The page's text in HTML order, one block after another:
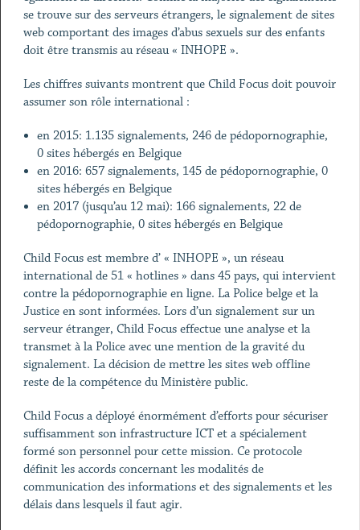
se trouve sur des serveurs étrangers, le signalement de sites
web comportant des images d’abus sexuels sur des enfants
doit être transmis au réseau « INHOPE ».
Les chiffres suivants montrent que Child Focus doit pouvoir
assumer son rôle international :
en 2015: 1.135 signalements, 246 de pédopornographie,
0 sites hébergés en Belgique
en 2016: 657 signalements, 145 de pédopornographie, 0
sites hébergés en Belgique
en 2017 (jusqu’au 12 mai): 166 signalements, 22 de
pédopornographie, 0 sites hébergés en Belgique
Child Focus est membre d’ « INHOPE », un réseau
international de 51 « hotlines » dans 45 pays, qui intervient
contre la pédopornographie en ligne. La Police belge et la
Justice en sont informées. Lors d’un signalement sur un
serveur étranger, Child Focus effectue une analyse et la
transmet à la Police avec une mention de la gravité du
signalement. La décision de mettre les sites web offline
reste de la compétence du Ministère public.
Child Focus a déployé énormément d’efforts pour sécuriser
suffisamment son infrastructure ICT et a spécialement
formé son personnel pour cette mission. Ce protocole
définit les accords concernant les modalités de
communication des informations et des signalements et les
délais dans lesquels il faut agir.